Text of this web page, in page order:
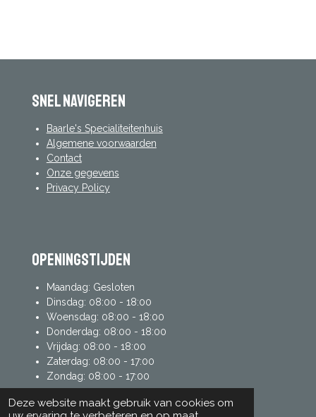
Deze website maakt gebruik van cookies om
Snel navigeren
Baarle's Specialiteitenhuis
Algemene voorwaarden
Contact
Onze gegevens
Privacy Policy
Openingstijden
Maandag: Gesloten
Dinsdag: 08:00 - 18:00
Woensdag: 08:00 - 18:00
Donderdag: 08:00 - 18:00
Vrijdag: 08:00 - 18:00
Zaterdag: 08:00 - 17:00
Zondag: 08:00 - 17:00